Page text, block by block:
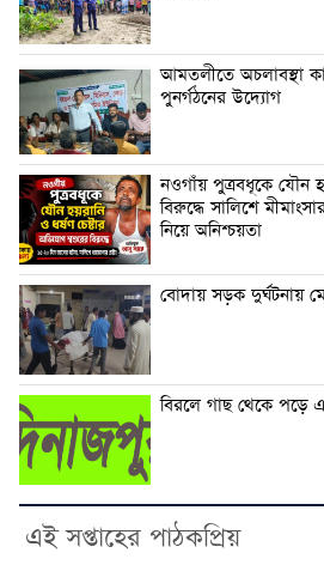
আমতলীতে অচলাবস্থা
পুনর্গঠনের উদ্যোগ
নওগাঁয় পুত্রবধূকে যৌন
বিরুদ্ধে সালিশে
নিয়ে অনিশ্চয়তা
বোদায় সড়ক দুর্ঘটনায়
বিরলে গাছ থেকে পড়ে
এই সপ্তাহের পাঠকপ্রিয়